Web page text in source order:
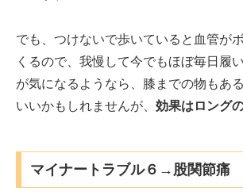
でも、つけないで歩いていると血管が
くるので、我慢して今でもほぼ毎日履
が気になるようなら、膝までの物もあ
いいかもしれませんが、 効果はロング
マイナートラブル６→股関節痛